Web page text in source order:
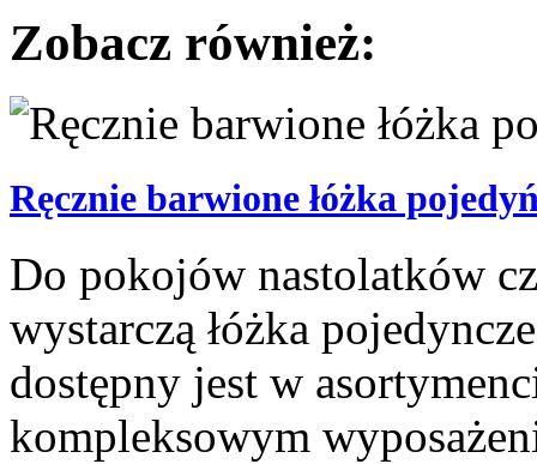
Zobacz również:
Ręcznie barwione łóżka
Do pokojów nastolatków
wystarczą łóżka
dostępny jest w
kompleksowym